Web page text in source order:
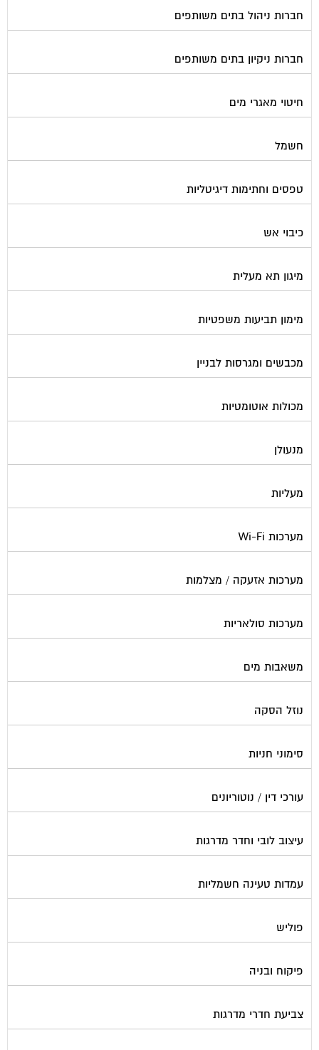
חברות ניהול בתים משותפים
חברות ניקיון בתים משותפים
חיטוי מאגרי מים
חשמל
טפסים וחתימות דיגיטליות
כיבוי אש
מיגון תא מעלית
מימון תביעות משפטיות
מכבשים ומגרסות לבניין
מכולות אוטומטיות
מנעולן
מעליות
מערכות Wi-Fi
מערכות אזעקה / מצלמות
מערכות סולאריות
משאבות מים
נוזל הסקה
סימוני חניות
עורכי דין / נוטוריונים
עיצוב לובי וחדר מדרגות
עמדות טעינה חשמליות
פוליש
פיקוח ובניה
צביעת חדרי מדרגות